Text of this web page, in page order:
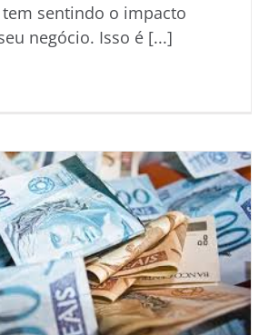
sentindo o impacto
negócio. Isso é [...]